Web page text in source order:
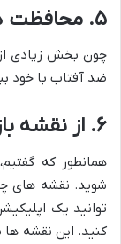
۵. محافظت در برابر آفتاب
چون بخش زیادی از
ضد آفتاب با خود
۶. از نقشه بازار استفاده کنید
همانطور که
شوید. نقشه های
توانید یک
کنید. این نقشه